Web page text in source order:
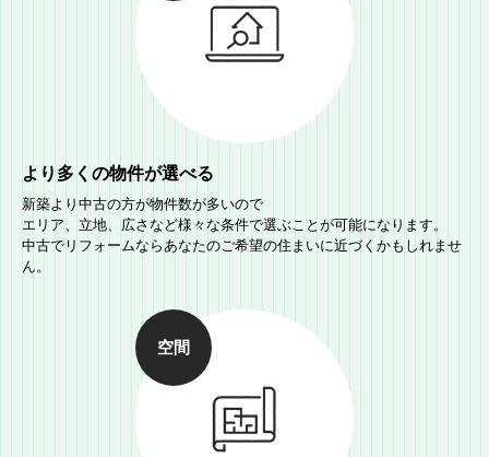
より多くの物件が選べる
新築より中古の方が物件数が多いので
エリア、立地、広さなど様々な条件で選ぶことが可能になります。
中古でリフォームならあなたのご希望の住まいに近づくかもしれませ
ん。
空間
保有物件
トップページ
開発物件情報
物件の募集内容
プライバシーポリシー